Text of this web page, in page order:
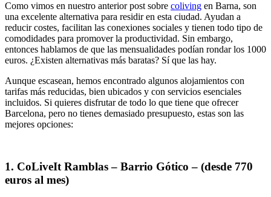
Como vimos en nuestro anterior post sobre coliving en Barna, son
una excelente alternativa para residir en esta ciudad. Ayudan a
reducir costes, facilitan las conexiones sociales y tienen todo tipo de
comodidades para promover la productividad. Sin embargo,
entonces hablamos de que las mensualidades podían rondar los 1000
euros. ¿Existen alternativas más baratas? Sí que las hay.
Aunque escasean, hemos encontrado algunos alojamientos con
tarifas más reducidas, bien ubicados y con servicios esenciales
incluidos. Si quieres disfrutar de todo lo que tiene que ofrecer
Barcelona, pero no tienes demasiado presupuesto, estas son las
mejores opciones:
1. CoLiveIt Ramblas – Barrio Gótico – (desde 770
euros al mes)